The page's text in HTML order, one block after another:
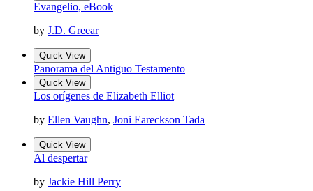
Evangelio, eBook
by J.D. Greear
Quick View
Panorama del Antiguo Testamento
Quick View
Los orígenes de Elizabeth Elliot
by Ellen Vaughn, Joni Eareckson Tada
Quick View
Al despertar
by Jackie Hill Perry